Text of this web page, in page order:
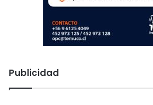
Publicidad